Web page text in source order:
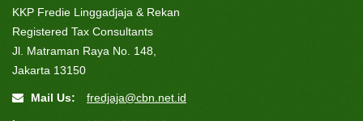
KKP Fredie Linggadjaja & Rekan
Registered Tax Consultants
Jl. Matraman Raya No. 148,
Jakarta 13150
Mail Us: fredjaja@cbn.net.id